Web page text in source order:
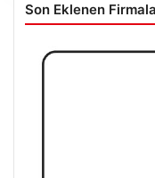
Son Eklenen